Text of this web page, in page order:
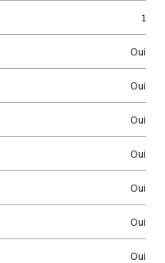
1
Oui
Oui
Oui
Oui
Oui
Oui
Oui